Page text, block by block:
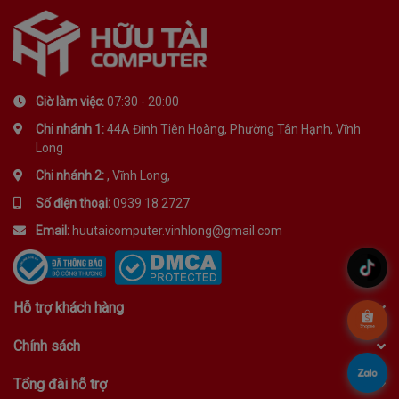
Giờ làm việc:07:30 - 20:00
Chi nhánh 1:44A Đinh Tiên Hoàng, Phường Tân Hạnh, Vĩnh
Long
Chi nhánh 2:, Vĩnh Long,
Số điện thoại:0939 18 2727
Email: huutaicomputer.vinhlong@gmail.com
Hỗ trợ khách hàng
Chính sách
Tổng đài hỗ trợ
.
.
.